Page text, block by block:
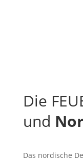
Die
und
Das nordische